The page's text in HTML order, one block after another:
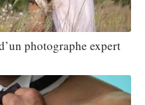
photographe expert